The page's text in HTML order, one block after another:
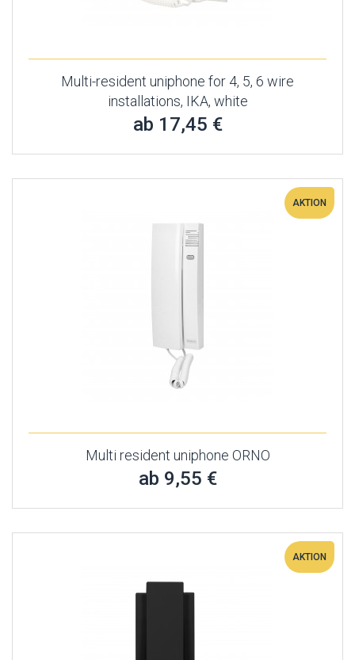
Multi-resident uniphone for 4, 5, 6 wire
installations, IKA, white
ab 17,45 €
AKTION
Multi resident uniphone ORNO
ab 9,55 €
AKTION